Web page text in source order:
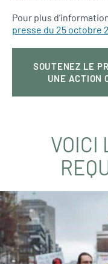
Pour plus
presse du 25 octobre
SOUTENEZ LE
UNE ACTION
VOICI